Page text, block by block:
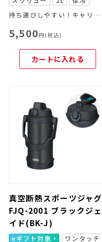
持ち運びしやすい！キャリーループ付きのスポーツボトル
5,500円(税込)
カートに入れる
真空断熱スポーツジャグ
FJQ-2001 ブラックジェ
イド(BK-J)
eギフト対象
ワンタッチ